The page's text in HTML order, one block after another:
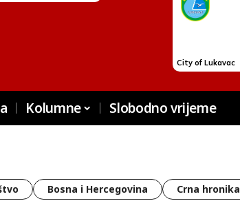
Kolumne Slobodno vrijeme
Bosna i Hercegovina Crna hronika